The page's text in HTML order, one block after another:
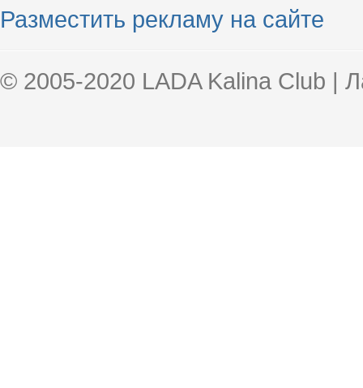
Разместить рекламу на сайте
© 2005-2020 LADA Kalina Club |